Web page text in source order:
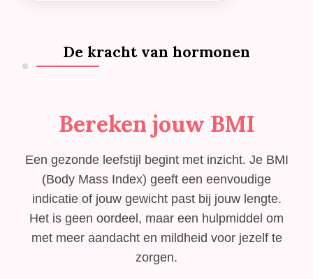
De kracht van hormonen
Bereken jouw BMI
Een gezonde leefstijl begint met inzicht. Je BMI
(Body Mass Index) geeft een eenvoudige
indicatie of jouw gewicht past bij jouw lengte.
Het is geen oordeel, maar een hulpmiddel om
met meer aandacht en mildheid voor jezelf te
zorgen.